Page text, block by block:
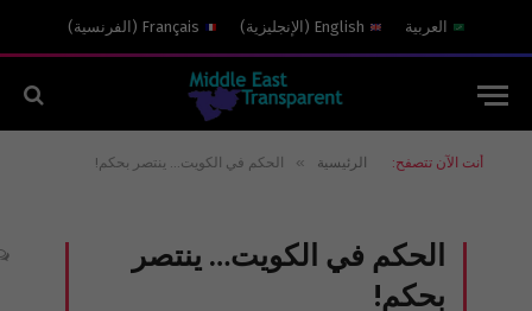
العربية English
( الإنجليزية)
Français
( الفرنسية)
أنت الآن تتصفح: الرئيسية » الحكم في الكويت… ينتصر بحكم!
الحكم في الكويت… ينتصر
بحكم!